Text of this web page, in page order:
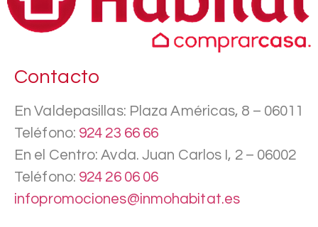
Contacto
En Valdepasillas: Plaza Américas, 8 – 06011
Teléfono: 924 23 66 66
En el Centro: Avda. Juan Carlos I, 2 – 06002
Teléfono: 924 26 06 06
infopromociones@inmohabitat.es